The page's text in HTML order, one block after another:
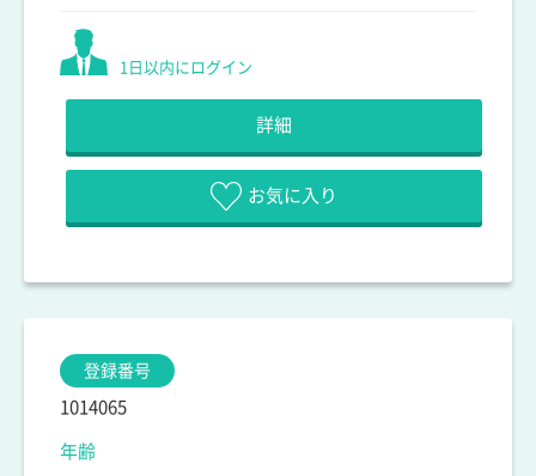
1日以内にログイン
詳細
お気に入り
登録番号
1014065
年齢